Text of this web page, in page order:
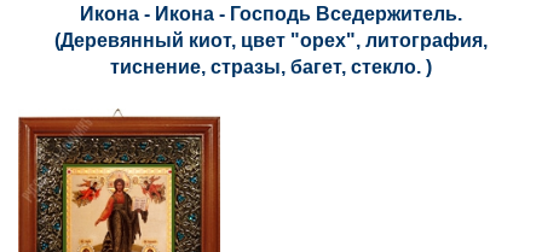
Икона - Икона - Господь Вседержитель.
(Деревянный киот, цвет "орех", литография,
тиснение, стразы, багет, стекло. )